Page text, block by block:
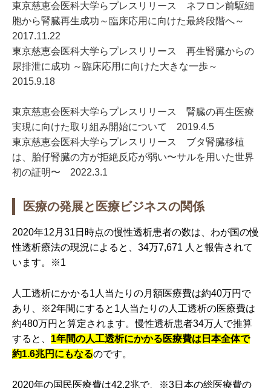
東京慈恵会医科大学らプレスリリース ネフロン前駆細
胞から腎臓再生成功～臨床応用に向けた最終段階へ～
2017.11.22
東京慈恵会医科大学らプレスリリース 再生腎臓からの
尿排泄に成功 ～臨床応用に向けた大きな一歩～
2015.9.18
東京慈恵会医科大学らプレスリリース 腎臓の再生医療
実現に向けた取り組み開始について 2019.4.5
東京慈恵会医科大学らプレスリリース ブタ腎臓移植
は、胎仔腎臓の方が拒絶反応が弱い〜サルを用いた世界
初の証明〜 2022.3.1
医療の発展と医療ビジネスの関係
2020年12月31日時点の慢性透析患者の数は、わが国の慢
性透析療法の現況によると、34万7,671 人と報告されて
います。※1
人工透析にかかる1人当たりの月額医療費は約40万円で
あり、※2年間にすると1人当たりの人工透析の医療費は
約480万円と算定されます。慢性透析患者34万人で推算
すると、 1年間の人工透析にかかる医療費は日本全体で
約1.6兆円にもなるのです。
2020年の国民医療費は42.2兆で、※3日本の総医療費の